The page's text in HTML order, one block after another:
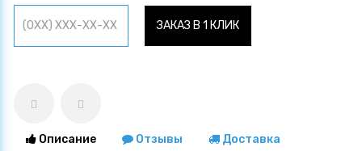
ЗАКАЗ В 1 КЛИК
Описание Отзывы Доставка